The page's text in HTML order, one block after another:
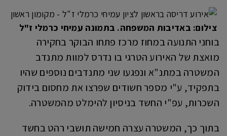
צילום: באדיבות המשפחה. בתמונה עמיחי כרמלי ז"ל
בוחני התנועה במחוז מרכז פתחו הבוקר בחקירה
מואצת של האירוע הטרגי בו נדרס למוות מתנדב
המשטרה במתנ"א ונפגעו שני מתנדבים נוספים שהיו
בתפקיד, ע"י מספר חשודים שפרצו את מחסום בידוק
השכרות, עפ"י החשד בניסיון להימלט מהמשטרה.
בתוך כך, המשטרה עצרה חמישה תושבי רהט בחשד